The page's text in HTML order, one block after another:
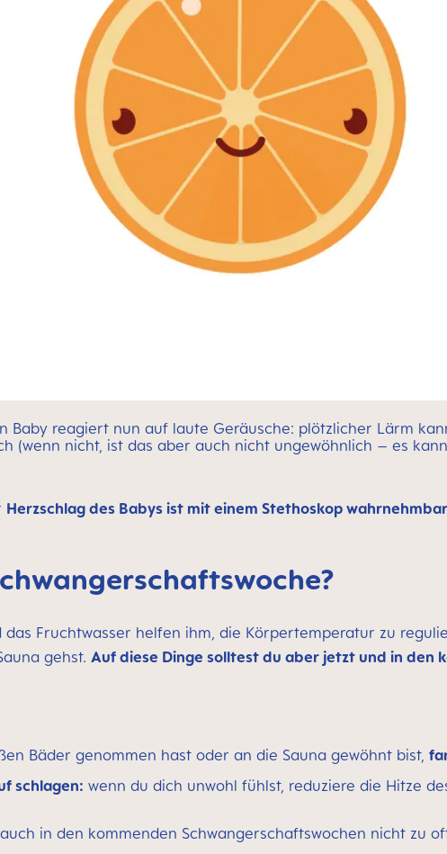
Baby reagiert nun auf laute Geräusche: plötzlicher Lärm
(wenn nicht, ist das aber auch nicht ungewöhnlich – es
Herzschlag des Babys ist mit einem Stethoskop
Fruchtwasser helfen ihm, die Körpertemperatur zu
gehst. Auf diese Dinge solltest du aber jetzt und in den
Bäder genommen hast oder an die Sauna gewöhnt bist,
schlagen: wenn du dich unwohl fühlst, reduziere die Hitze
in den kommenden Schwangerschaftswochen nicht zu